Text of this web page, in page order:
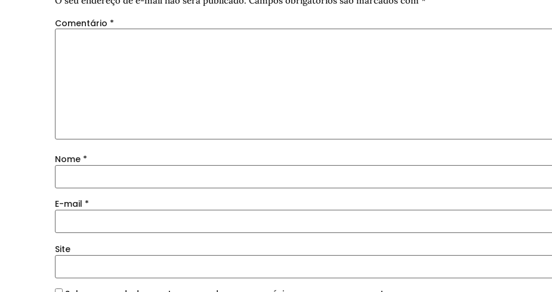
Comentário *
Nome *
E-mail *
Site